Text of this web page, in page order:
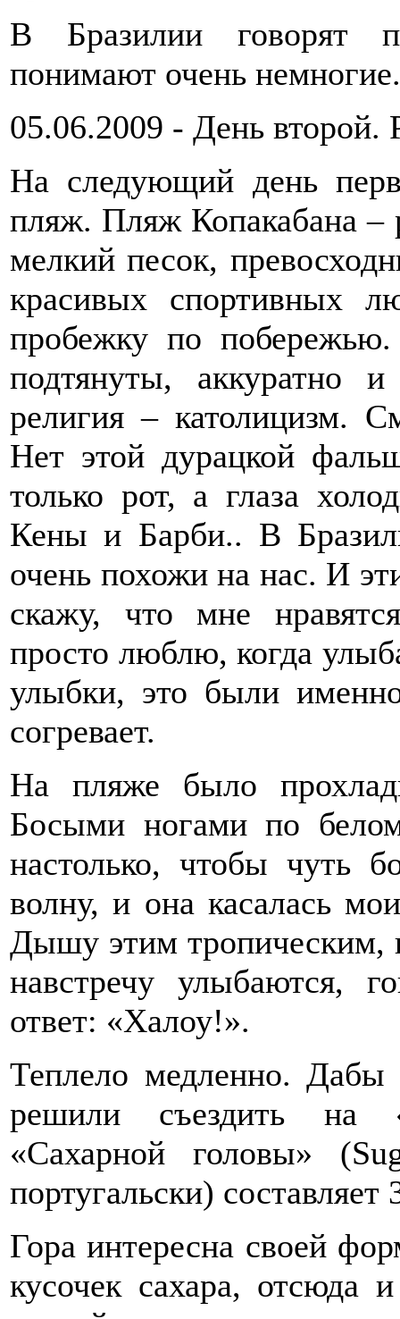
В Бразилии говорят
понимают очень немногие.
05.06.2009 - День второй.
На следующий день
пляж. Пляж Копакабана –
мелкий песок,
красивых спортивных
пробежку по
подтянуты, аккуратно
религия – католицизм.
Нет этой дурацкой
только рот, а глаза
Кены и Барби.. В
очень похожи на нас. И
скажу, что мне
просто люблю, когда
улыбки, это были
согревает.
На пляже было
Босыми ногами по
настолько, чтобы чуть
волну, и она касалась
Дышу этим тропическим,
навстречу улыбаются,
ответ: «Халоу!».
Теплело медленно. Дабы
решили съездить на
«Сахарной головы»
португальски)
Гора интересна своей
кусочек сахара, отсюда